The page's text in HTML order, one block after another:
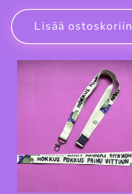
Lisää ostoskoriin